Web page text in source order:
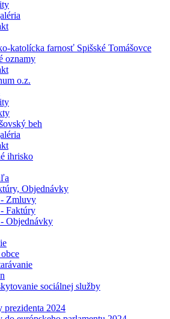
katolícka farnosť Spišské Tomášovce
oznamy
o.z.
beh
ihrisko
Objednávky
Zmluvy
Faktúry
Objednávky
sociálnej služby
prezidenta 2024